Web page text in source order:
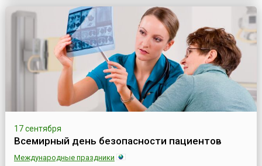
Креста и Красного Полумесяца.Цель оказания первой
помощи – проведение пострадавшему необходимых
простейших медицинских мероприятий для спа...
17 сентября
Всемирный день безопасности пациентов
Международные праздники